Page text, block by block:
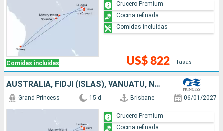
Comidas incluidas US$ 822 +Tasas
Crucero Premium
Cocina refinada
Comidas incluidas
AUSTRALIA, FIDJI (ISLAS), VANUATU, NUEVA CALEDONIA
Grand Princess 15 d Brisbane 06/01/2027
Crucero Premium
Cocina refinada